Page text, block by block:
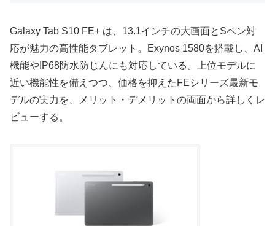
Galaxy Tab S10 FE+ は、13.1インチの大画面とSペン対
応が魅力の高性能タブレット。Exynos 1580を搭載し、AI
機能やIP68防水防じんにも対応している。上位モデルに
近い機能性を備えつつ、価格を抑えたFEシリーズ最新モ
デルの実力を、メリット・デメリットの両面から詳しくレ
ビューする。